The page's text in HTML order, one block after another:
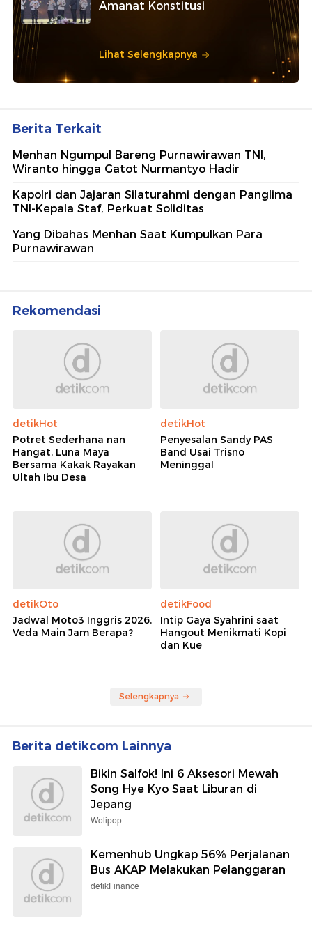
Amanat Konstitusi
Lihat Selengkapnya
Berita Terkait
Menhan Ngumpul Bareng Purnawirawan TNI,
Wiranto hingga Gatot Nurmantyo Hadir
Kapolri dan Jajaran Silaturahmi dengan Panglima
TNI-Kepala Staf, Perkuat Soliditas
Yang Dibahas Menhan Saat Kumpulkan Para
Purnawirawan
Rekomendasi
detikHot
Potret Sederhana nan
Hangat, Luna Maya
Bersama Kakak Rayakan
Ultah Ibu Desa
detikHot
Penyesalan Sandy PAS
Band Usai Trisno
Meninggal
detikOto
Jadwal Moto3 Inggris 2026,
Veda Main Jam Berapa?
detikFood
Intip Gaya Syahrini saat
Hangout Menikmati Kopi
dan Kue
Selengkapnya
Berita detikcom Lainnya
Bikin Salfok! Ini 6 Aksesori Mewah
Song Hye Kyo Saat Liburan di
Jepang
Wolipop
Kemenhub Ungkap 56% Perjalanan
Bus AKAP Melakukan Pelanggaran
detikFinance